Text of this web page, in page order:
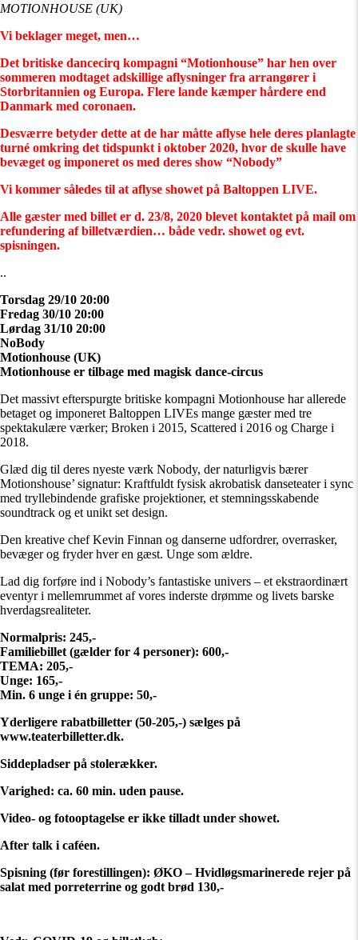
MOTIONHOUSE (UK)
Vi beklager meget, men…
Det britiske dancecirq kompagni “Motionhouse” har hen over
sommeren modtaget adskillige aflysninger fra arrangører i
Storbritannien og Europa. Flere lande kæmper hårdere end
Danmark med coronaen.
Desværre betyder dette at de har måtte aflyse hele deres planlagte
turné omkring det tidspunkt i oktober 2020, hvor de skulle have
bevæget og imponeret os med deres show “Nobody”
Vi kommer således til at aflyse showet på Baltoppen LIVE.
Alle gæster med billet er d. 23/8, 2020 blevet kontaktet på mail om
refundering af billetværdien… både vedr. showet og evt.
spisningen.
..
Torsdag 29/10 20:00
Fredag 30/10 20:00
Lørdag 31/10 20:00
NoBody
Motionhouse (UK)
Motionhouse er tilbage med magisk dance-circus
Det massivt efterspurgte britiske kompagni Motionhouse har allerede
betaget og imponeret Baltoppen LIVEs mange gæster med tre
spektakulære værker; Broken i 2015, Scattered i 2016 og Charge i
2018.
Glæd dig til deres nyeste værk Nobody, der naturligvis bærer
Motionshouse’ signatur: Kraftfuldt fysisk akrobatisk danseteater i sync
med tryllebindende grafiske projektioner, et stemningsskabende
soundtrack og et unikt set design.
Den kreative chef Kevin Finnan og danserne udfordrer, overrasker,
bevæger og fryder hver en gæst. Unge som ældre.
Lad dig forføre ind i Nobody’s fantastiske univers – et ekstraordinært
eventyr i mellemrummet af vores inderste drømme og livets barske
hverdagsrealiteter.
Normalpris: 245,-
Familiebillet (gælder for 4 personer): 600,-
TEMA: 205,-
Unge: 165,-
Min. 6 unge i én gruppe: 50,-
Yderligere rabatbilletter (50-205,-) sælges på
www.teaterbilletter.dk.
Siddepladser på stolerækker.
Varighed: ca. 60 min. uden pause.
Video- og fotooptagelse er ikke tilladt under showet.
After talk i caféen.
Spisning (før forestillingen): ØKO – Hvidløgsmarinerede rejer på
salat med porreterrine og godt brød 130,-